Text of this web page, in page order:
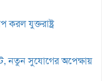
যুক্তরাষ্ট্র
নতুন সুযোগের অপেক্ষায়